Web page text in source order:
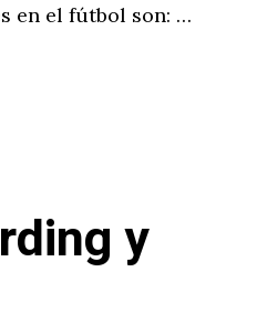
en el fútbol son: …
y